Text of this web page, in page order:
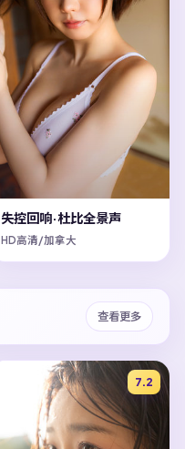
失控回响·杜比全景声
HD高清/加拿大
查看更多
7.2